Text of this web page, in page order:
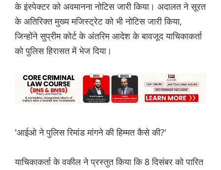
के इंस्पेक्टर को अवमानना ​​नोटिस जारी किया। अदालत ने सूरत
के अतिरिक्त मुख्य मजिस्ट्रेट को भी नोटिस जारी किया,
जिन्होंने सुप्रीम कोर्ट के अंतरिम आदेश के बावजूद याचिकाकर्ता
को पुलिस हिरासत में भेज दिया।
'आईओ ने पुलिस रिमांड मांगने की हिम्मत कैसे की?'
याचिकाकर्ता के वकील ने प्रस्तुत किया कि 8 दिसंबर को पारित